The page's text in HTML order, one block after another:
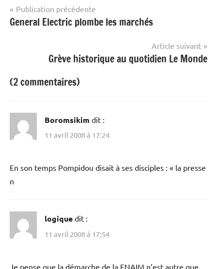
Navigation
de
Publication précédente
General Electric plombe les marchés
Article suivant
Grève historique au quotidien Le Monde
(2 commentaires)
Boromsikim dit :
11 avril 2008 à 17:24
En son temps Pompidou disait à ses disciples : « la presse
n
logique dit :
11 avril 2008 à 17:54
Je pense que la démarche de la FNAIM n’est autre que